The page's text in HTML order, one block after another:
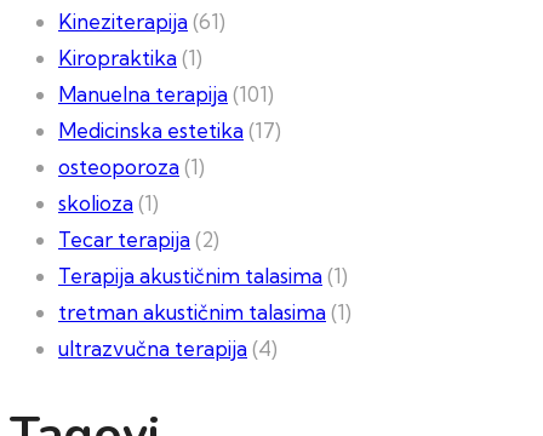
Kineziterapija(61)
Kiropraktika(1)
Manuelna terapija(101)
Medicinska estetika(17)
osteoporoza(1)
skolioza(1)
Tecar terapija(2)
Terapija akustičnim talasima(1)
tretman akustičnim talasima(1)
ultrazvučna terapija(4)